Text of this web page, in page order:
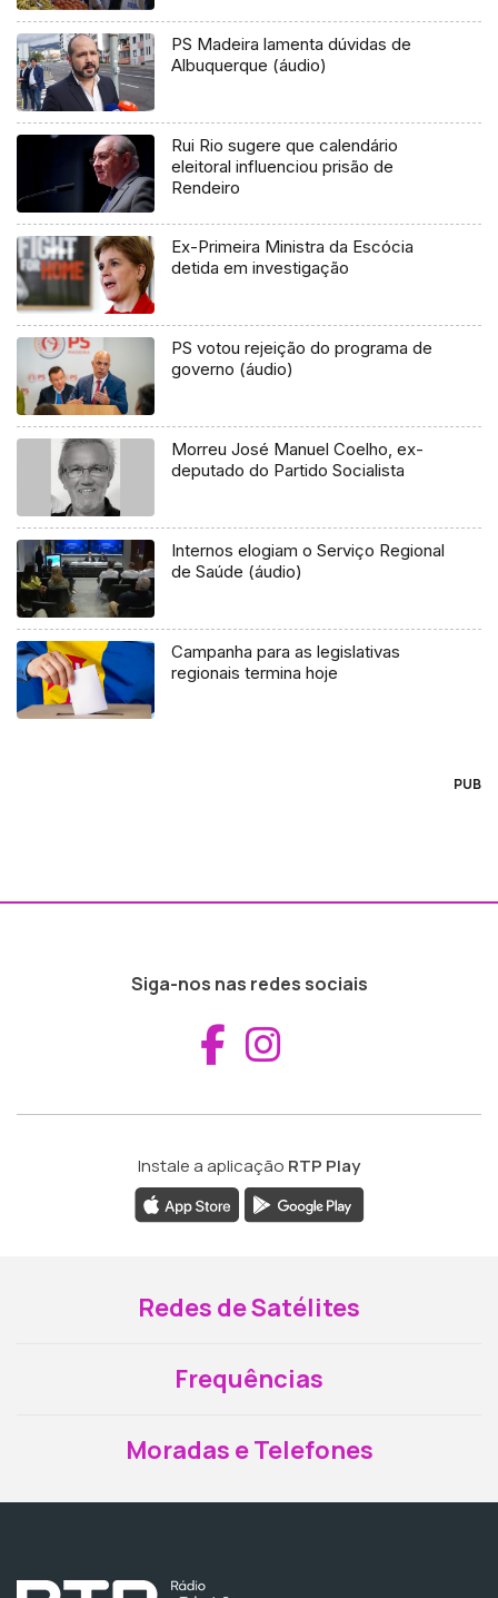
PS Madeira lamenta dúvidas de
Albuquerque (áudio)
Rui Rio sugere que calendário
eleitoral influenciou prisão de
Rendeiro
Ex-Primeira Ministra da Escócia
detida em investigação
PS votou rejeição do programa de
governo (áudio)
Morreu José Manuel Coelho, ex-
deputado do Partido Socialista
Internos elogiam o Serviço Regional
de Saúde (áudio)
Campanha para as legislativas
regionais termina hoje
PUB
Siga-nos nas redes sociais
Aceder ao
Instale a aplicação RTP Play
Redes de Satélites
Frequências
Moradas e Telefones